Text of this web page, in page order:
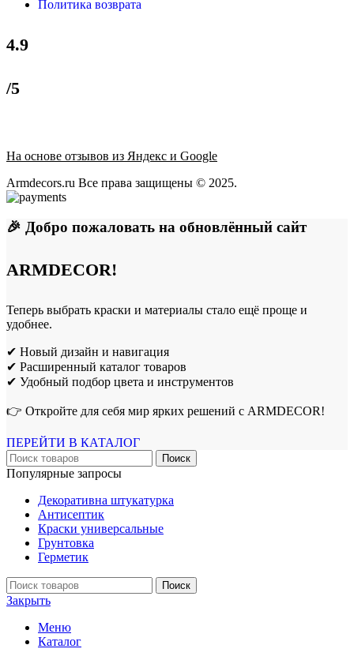
Политика возврата
4.9
/5
На основе отзывов из Яндекс и Google
Armdecors.ru Все права защищены © 2025. ​
🎉 Добро пожаловать на обновлённый сайт
ARMDECOR!
Теперь выбрать краски и материалы стало ещё проще и
удобнее.
✔ Новый дизайн и навигация
✔ Расширенный каталог товаров
✔ Удобный подбор цвета и инструментов
👉 Откройте для себя мир ярких решений с ARMDECOR!
ПЕРЕЙТИ В КАТАЛОГ
Поиск
Популярные запросы
Декоративна штукатурка
Антисептик
Краски универсальные
Грунтовка
Герметик
Поиск
Закрыть
Меню
Каталог